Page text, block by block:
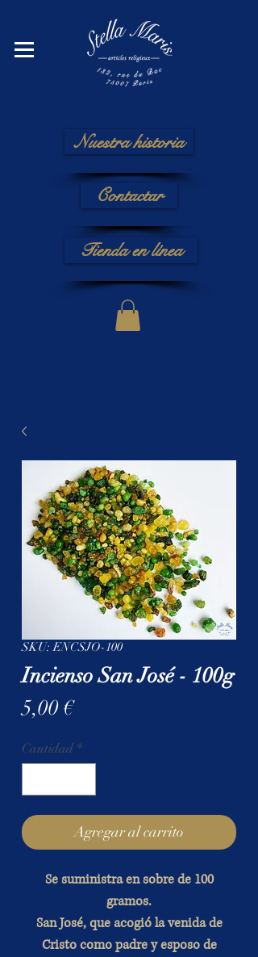
Nuestra historia
Contactar
Tienda en línea
SKU: ENCSJO-100
Incienso San José - 100g
5,00 €Precio
Cantidad *
Agregar al carrito
Se suministra en sobre de 100
gramos.
San José, que acogió la venida de
Cristo como padre y esposo de